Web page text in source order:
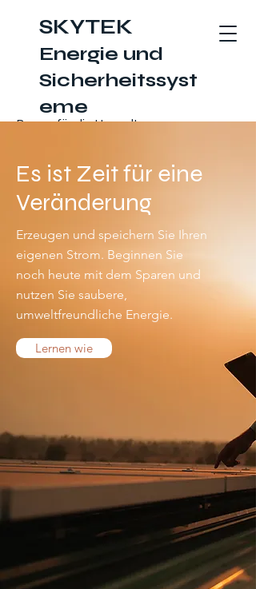
SKYTEK
Energie und
Sicherheitssyst
eme
Besser für die Umwelt
Es ist Zeit für eine
Veränderung
Erzeugen und speichern Sie Ihren
eigenen Strom. Beginnen Sie
noch heute mit dem Sparen und
nutzen Sie saubere,
umweltfreundliche Energie.
Lernen wie